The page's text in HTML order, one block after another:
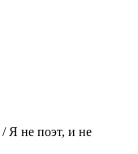
/ Я не поэт, и не